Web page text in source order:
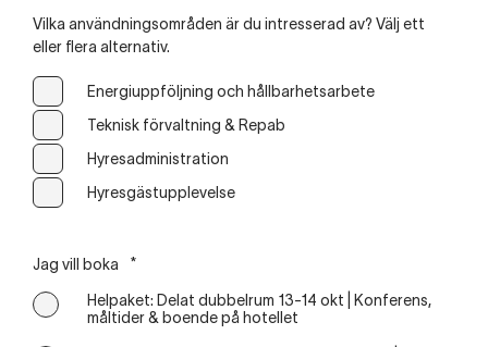
Vilka användningsområden är du intresserad av? Välj ett
eller flera alternativ.
Energiuppföljning och hållbarhetsarbete
Teknisk förvaltning & Repab
Hyresadministration
Hyresgästupplevelse
Jag vill boka *
Helpaket: Delat dubbelrum 13-14 okt | Konferens,
måltider & boende på hotellet